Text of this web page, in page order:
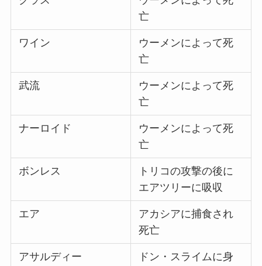
亡
ワイン
ウーメンによって死
亡
武流
ウーメンによって死
亡
ナーロイド
ウーメンによって死
亡
ボンレス
トリコの攻撃の後に
エアツリーに吸収
エア
アカシアに捕食され
死亡
アサルディー
ドン・スライムに身